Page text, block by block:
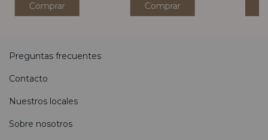
Comprar Comprar
Preguntas frecuentes
Contacto
Nuestros locales
Sobre nosotros